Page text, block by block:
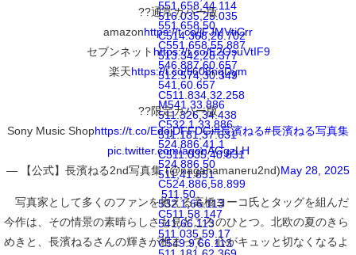
516.035,25.035
C514.368,26.702
513.342,28.377
512.574,30.349
C511.834,32.258
511.326,34.438
511.181,37.631
C511.035,40.831
511,41.851
511,50
C511,58.147
511.035,59.17
551.658,44.114
551.658,50
C551.658,55.887
546.887,60.657
541,60.657
M541,33.886
C532.1,33.886
524.886,41.1
524.886,50
C524.886,58.899
532.1,66.113
541,66.113
C549.9,66.113
??通常カバー版
amazonhttps://t.co/jFJMVtiCrr
セブンネット https://t.co/E2OsuVtIF9
楽天https://t.co/ti608nqDym
??限定カバー版
Sony Music Shophttps://t.co/EdojDFFDGi#長濱ねる#長濱ねる写真集
pic.twitter.com/aqonAGgzLH
— 【公式】長濱ねる2nd写真集 (@nagahamaneru2nd)May 28, 2025
写真家として多くのファンを抱える高橋ヨーコ氏とタッグを組んだ
今作は、その情景の素晴らしさも見どころのひとつ。北欧の夏のきら
めきと、長濱ねるさんの輝きが相まって、心がキュッと切なくなるよ